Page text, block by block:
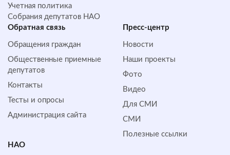
Учетная политика
Собрания депутатов НАО
Обратная cвязь
Обращения граждан
Общественные приемные
депутатов
Контакты
Тесты и опросы
Администрация сайта
Пресс-центр
Новости
Наши проекты
Фото
Видео
Для СМИ
СМИ
Полезные ссылки
НАО